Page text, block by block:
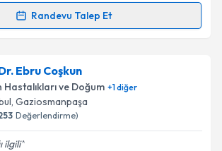
Randevu Talep Et
Takvimi Talebi
Nuri için randevu takvimi talebi
bu uzmandan randevu almanız için bir
e-posta ile bilgilendireceğiz.
Ebru Coşkun
Hastalıkları ve Doğum +1diğer
, Gaziosmanpaşa
Değerlendirme)
ilgili